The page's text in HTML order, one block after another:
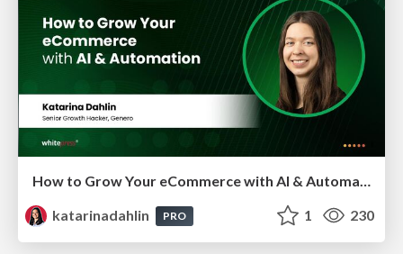
How to Grow Your eCommerce with AI & Automation
katarinadahlin
PRO 1 230